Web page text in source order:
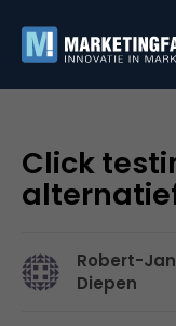
Click
Robert-
Diepen